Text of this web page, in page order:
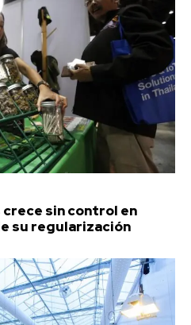
sin control en
su regularización